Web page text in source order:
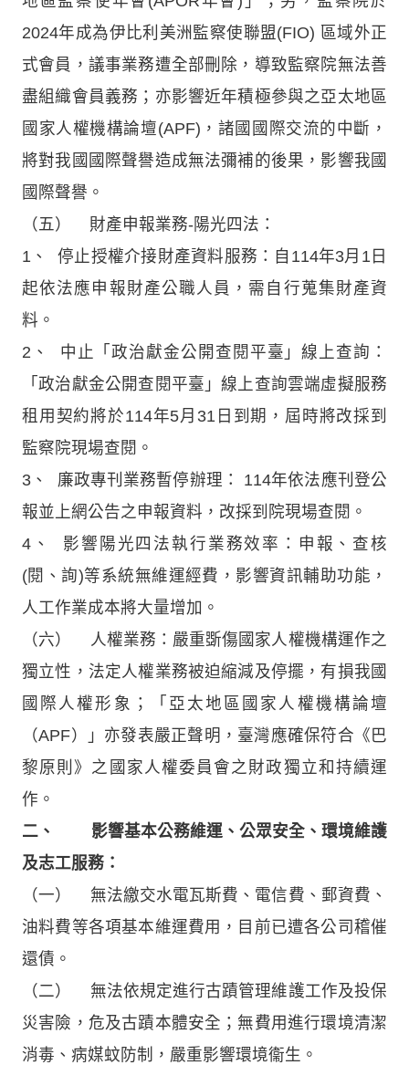
2024年成為伊比利美洲監察使聯盟(FIO) 區域外正
式會員，議事業務遭全部刪除，導致監察院無法善
盡組織會員義務；亦影響近年積極參與之亞太地區
國家人權機構論壇(APF)，諸國國際交流的中斷，
將對我國國際聲譽造成無法彌補的後果，影響我國
國際聲譽。
（五） 財產申報業務-陽光四法：
1、 停止授權介接財產資料服務：自114年3月1日
起依法應申報財產公職人員，需自行蒐集財產資
料。
2、 中止「政治獻金公開查閱平臺」線上查詢：
「政治獻金公開查閱平臺」線上查詢雲端虛擬服務
租用契約將於114年5月31日到期，屆時將改採到
監察院現場查閱。
3、 廉政專刊業務暫停辦理： 114年依法應刊登公
報並上網公告之申報資料，改採到院現場查閱。
4、 影響陽光四法執行業務效率：申報、查核
(閱、詢)等系統無維運經費，影響資訊輔助功能，
人工作業成本將大量增加。
（六） 人權業務：嚴重斲傷國家人權機構運作之
獨立性，法定人權業務被迫縮減及停擺，有損我國
國際人權形象；「亞太地區國家人權機構論壇
（APF）」亦發表嚴正聲明，臺灣應確保符合《巴
黎原則》之國家人權委員會之財政獨立和持續運
作。
二、 影響基本公務維運、公眾安全、環境維護
及志工服務：
（一） 無法繳交水電瓦斯費、電信費、郵資費、
油料費等各項基本維運費用，目前已遭各公司稽催
還債。
（二） 無法依規定進行古蹟管理維護工作及投保
災害險，危及古蹟本體安全；無費用進行環境清潔
消毒、病媒蚊防制，嚴重影響環境衞生。